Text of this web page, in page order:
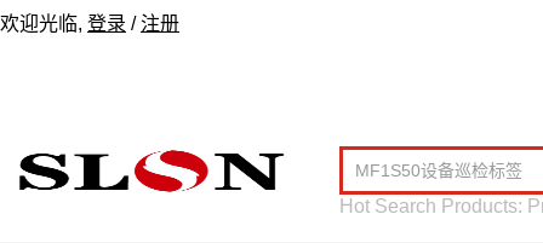
欢迎光临, 登录 / 注册
Hot Search Products: